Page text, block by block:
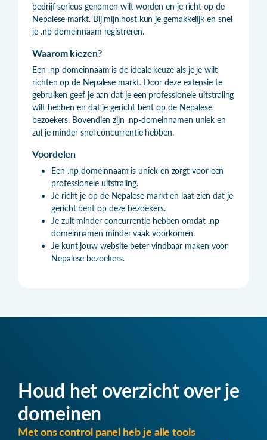
bedrijf serieus genomen wilt worden en je richt op de
Nepalese markt. Bij mijn.host kun je gemakkelijk en snel
je .np-domeinnaam registreren.
Waarom kiezen?
Een .np-domeinnaam is de ideale keuze als je je wilt
richten op de Nepalese markt. Door deze extensie te
gebruiken geef je aan dat je een professionele uitstraling
wilt hebben en dat je gericht bent op de Nepalese
bezoekers. Bovendien zijn .np-domeinnamen uniek en
zul je minder snel concurrentie hebben.
Voordelen
Een .np-domeinnaam is uniek en zorgt voor een
professionele uitstraling.
Je richt je op de Nepalese markt en laat zien dat je
gericht bent op deze bezoekers.
Je zult minder concurrentie hebben omdat .np-
domeinnamen minder vaak voorkomen.
Je kunt jouw website beter vindbaar maken voor
Nepalese bezoekers.
Houd het overzicht over je
domeinen
Met ons control panel heb je alle tools